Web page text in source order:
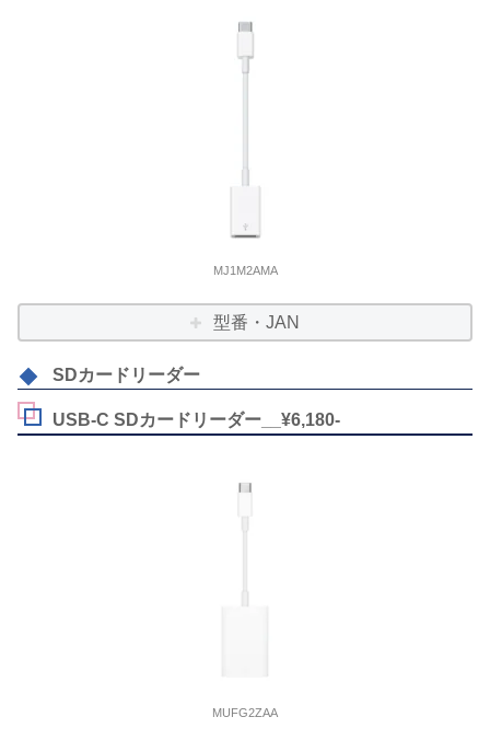
MJ1M2AMA
型番・JAN
SDカードリーダー
USB-C SDカードリーダー__¥6,180-
MUFG2ZAA